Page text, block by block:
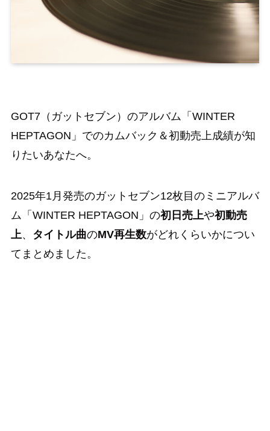
GOT7（ガットセブン）のアルバム「WINTER
HEPTAGON」でのカムバック＆初動売上成績が知
りたいあなたへ。
2025年1月発売のガットセブン12枚目のミニアルバ
ム「WINTER HEPTAGON」の初日売上や初動売
上、 タイトル曲のMV再生数がどれくらいかについ
てまとめました。